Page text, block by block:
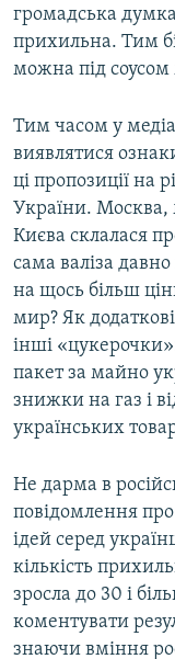
громадська думка
прихильна. Тим
можна під соусом
Тим часом у
виявлятися
ці пропозиції на
України. Москва,
Києва склалася
сама валіза
на щось більш
мир? Як
інші
пакет за майно
знижки на газ і
українських
Не дарма в
повідомлення
ідей серед
кількість
зросла до 30 і
коментувати
знаючи вміння